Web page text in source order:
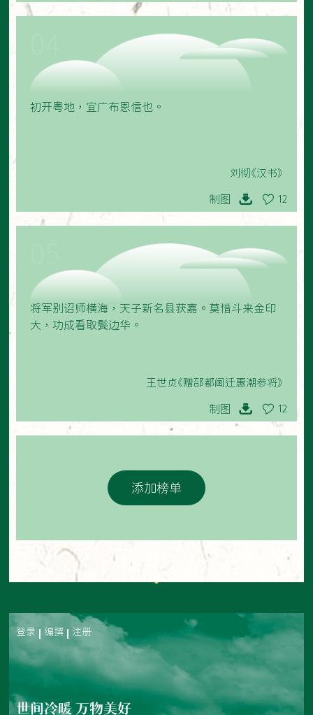
初开粤地，宜广布恩信也。
刘彻《汉书》
制图 12
将军别诏师横海，天子新名县获嘉。莫惜斗来金印
大，功成看取鬓边华。
王世贞《赠邵都阃迁惠潮参将》
制图 12
添加榜单
登录 编撰 注册
世间冷暖 万物美好